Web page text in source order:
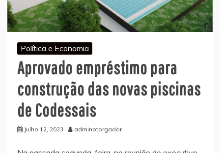
Política e Economia
Aprovado empréstimo para
construção das novas piscinas
de Codessais
Julho 12, 2023 adminotorgador